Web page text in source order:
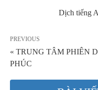
Dịch tiếng
PREVIOUS
« TRUNG TÂM PHIÊN
PHÚC